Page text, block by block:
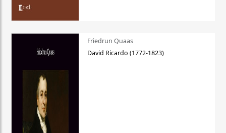
Friedrun Quaas
David Ricardo (1772-1823)